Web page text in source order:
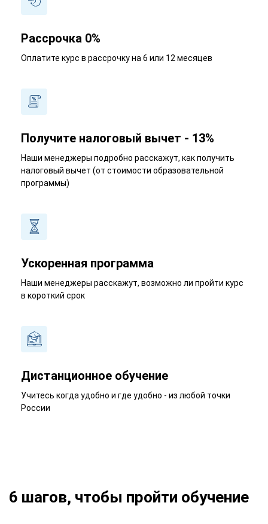
Рассрочка 0%
Оплатите курс в рассрочку на 6 или 12 месяцев
Получите налоговый вычет - 13%
Наши менеджеры подробно расскажут, как получить
налоговый вычет (от стоимости образовательной
программы)
Ускоренная программа
Наши менеджеры расскажут, возможно ли пройти курс
в короткий срок
Дистанционное обучение
Учитесь когда удобно и где удобно - из любой точки
России
6 шагов, чтобы пройти обучение